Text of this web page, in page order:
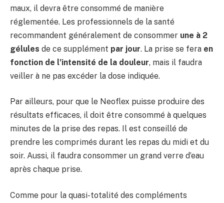
maux, il devra être consommé de manière
réglementée. Les professionnels de la santé
recommandent généralement de consommer une à 2
gélules de ce supplément par jour. La prise se fera en
fonction de l’intensité de la douleur, mais il faudra
veiller à ne pas excéder la dose indiquée.
Par ailleurs, pour que le Neoflex puisse produire des
résultats efficaces, il doit être consommé à quelques
minutes de la prise des repas. Il est conseillé de
prendre les comprimés durant les repas du midi et du
soir. Aussi, il faudra consommer un grand verre d’eau
après chaque prise.
Comme pour la quasi-totalité des compléments